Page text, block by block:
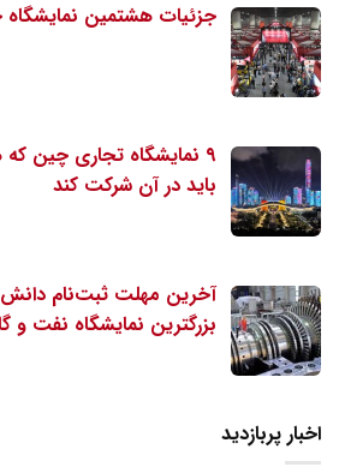
جزئیات هشتمین نمایشگاه چین
باید در آن شرکت کند
آخرین مهلت ثبت‌نام
بزرگترین نمایشگاه نفت و
اخبار پربازدید